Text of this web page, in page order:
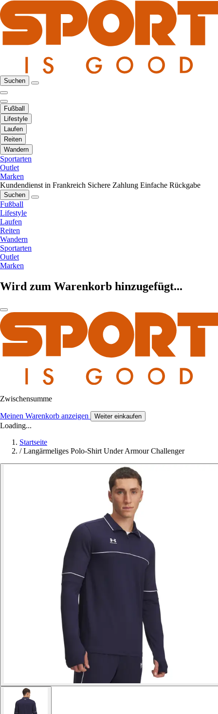
Suchen
Fußball
Lifestyle
Laufen
Reiten
Wandern
Sportarten
Outlet
Marken
Kundendienst in Frankreich Sichere Zahlung Einfache Rückgabe
Suchen
Fußball
Lifestyle
Laufen
Reiten
Wandern
Sportarten
Outlet
Marken
Wird zum Warenkorb hinzugefügt...
Zwischensumme
Meinen Warenkorb anzeigen Weiter einkaufen
Loading...
Startseite
/ Langärmeliges Polo-Shirt Under Armour Challenger